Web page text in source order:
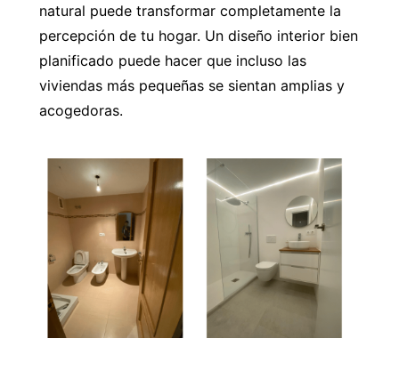
natural puede transformar completamente la
percepción de tu hogar. Un diseño interior bien
planificado puede hacer que incluso las
viviendas más pequeñas se sientan amplias y
acogedoras.